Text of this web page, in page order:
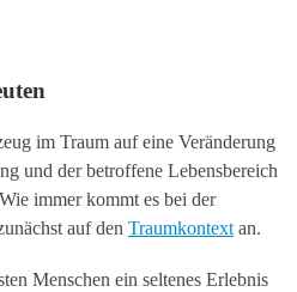
im Traum auf eine Veränderung
und der betroffene Lebensbereich
immer kommt es bei der
auf den Traumkontext an.
Menschen ein seltenes Erlebnis